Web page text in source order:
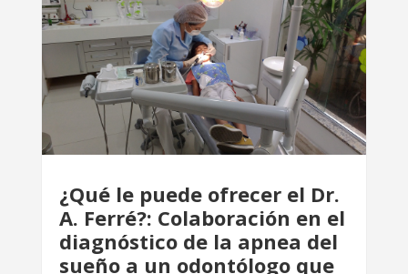
¿Qué le puede ofrecer el Dr.
A. Ferré?: Colaboración en el
diagnóstico de la apnea del
sueño a un odontólogo que